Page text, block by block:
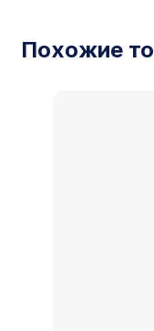
Похожие